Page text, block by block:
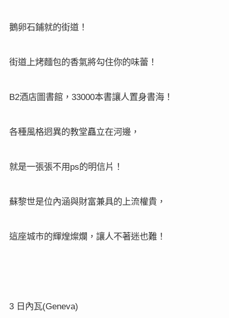
鵝卵石鋪就的街道！
街道上烤麵包的香氣將勾住你的味蕾！
B2酒店圖書館， 33000本書讓人置身書海！
各種風格迥異的教堂矗立在河邊，
就是一張張不用 ps的明信片！
蘇黎世是位內涵與財富兼具的上流權貴，
這座城市的輝煌燦爛，讓人不著迷也難！
3 日內瓦(Geneva)